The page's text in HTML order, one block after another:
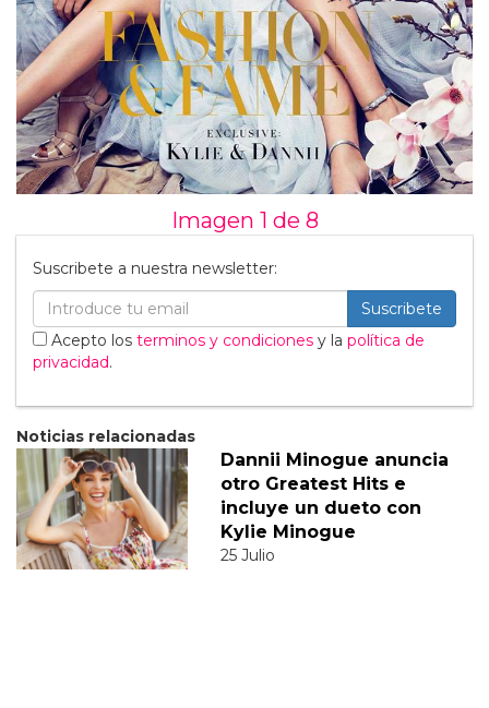
Imagen 1 de 8
Suscribete a nuestra newsletter:
Suscribete
Acepto los terminos y condiciones y la política de
privacidad.
Noticias relacionadas
Dannii Minogue anuncia
otro Greatest Hits e
incluye un dueto con
Kylie Minogue
25 Julio